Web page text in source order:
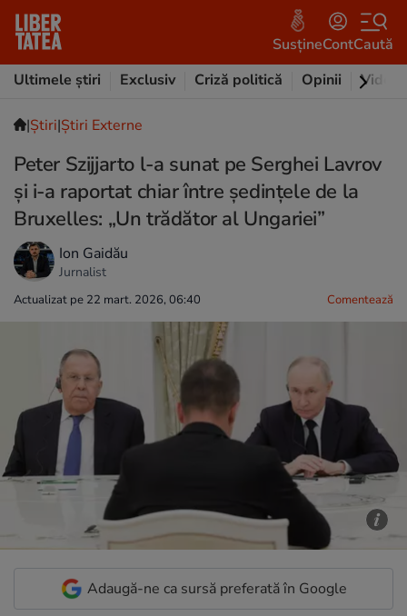
SusțineContCaută
Ultimele știri
Exclusiv Criză politică Opinii Video
|Ştiri|Știri Externe
Peter Szijjarto l-a sunat pe Serghei Lavrov
și i-a raportat chiar între ședințele de la
Bruxelles: „Un trădător al Ungariei”
Ion Gaidău
Jurnalist
Actualizat pe 22 mart. 2026, 06:40 Comentează
Adaugă-ne ca sursă preferată în Google